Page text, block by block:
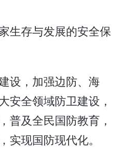
生存与发展的安全保
设，加强边防、海
安全领域防卫建设，
普及全民国防教育，
实现国防现代化。